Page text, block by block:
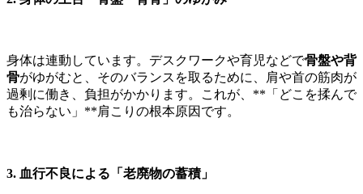
身体は連動しています。デスクワークや育児などで骨盤や背
骨がゆがむと、そのバランスを取るために、肩や首の筋肉が
過剰に働き、負担がかかります。これが、**「どこを揉んで
も治らない」**肩こりの根本原因です。
3. 血行不良による「老廃物の蓄積」